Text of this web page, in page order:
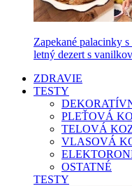
Zapekané palacinky
letný dezert s
ZDRAVIE
TESTY
PLEŤOVÁ
TELOVÁ
VLASOVÁ
OSTATNÉ
TESTY